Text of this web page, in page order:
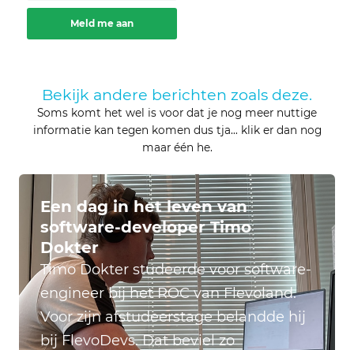
Meld me aan
Bekijk andere berichten zoals deze.
Soms komt het wel is voor dat je nog meer nuttige
informatie kan tegen komen dus tja… klik er dan nog
maar één he.
Een dag in het leven van
software-developer Timo
Dokter
Timo Dokter studeerde voor software-
engineer bij het ROC van Flevoland.
Voor zijn afstudeerstage belandde hij
bij FlevoDevs. Dat beviel zo